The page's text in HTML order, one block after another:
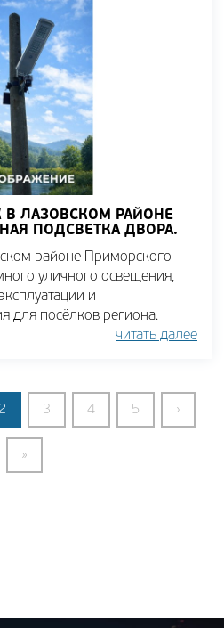
В ЛАЗОВСКОМ РАЙОНЕ
ПОДСВЕТКА ДВОРА.
районе Приморского
уличного освещения,
и
для посёлков региона.
читать далее
2 3 4 5 ›
»